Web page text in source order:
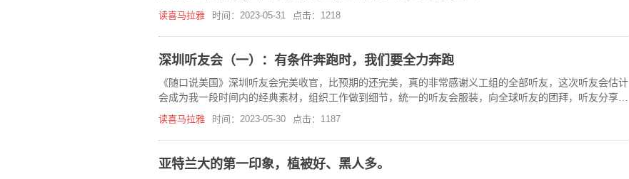
读喜马拉雅 时间：2023-05-31 点击：1218
深圳听友会（一）：有条件奔跑时，我们要全力奔跑
《随口说美国》深圳听友会完美收官，比预期的还完美，真的非常感谢义工组的全部听友，这次听友会估计
会成为我一段时间内的经典素材，组织工作做到细节，统一的听友会服装，向全球听友的团拜，听友分享的
内容也全面覆盖各个方面。甚至连半个小时直接加工出一根
读喜马拉雅 时间：2023-05-30 点击：1187
亚特兰大的第一印象，植被好、黑人多。